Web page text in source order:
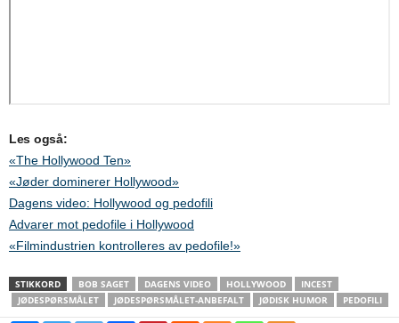
Les også:
«The Hollywood Ten»
«Jøder dominerer Hollywood»
Dagens video: Hollywood og pedofili
Advarer mot pedofile i Hollywood
«Filmindustrien kontrolleres av pedofile!»
STIKKORD BOB SAGET DAGENS VIDEO HOLLYWOOD
INCEST
JØDESPØRSMÅLET
JØDESPØRSMÅLET-ANBEFALT JØDISK HUMOR PEDOFILI